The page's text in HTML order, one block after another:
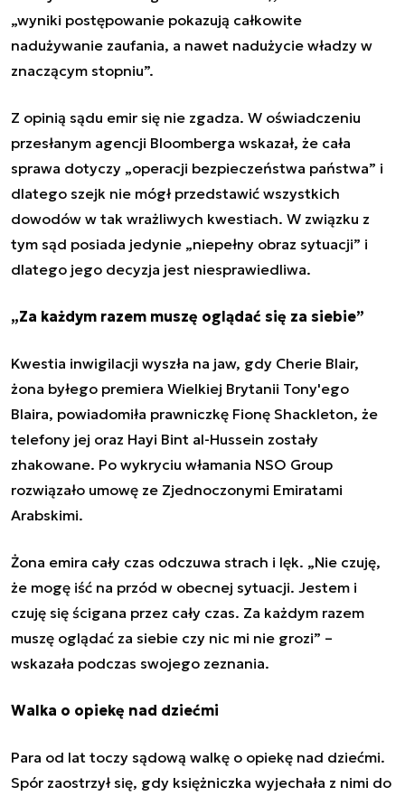
„wyniki postępowanie pokazują całkowite
nadużywanie zaufania, a nawet nadużycie władzy w
znaczącym stopniu”.
Z opinią sądu emir się nie zgadza. W oświadczeniu
przesłanym agencji Bloomberga wskazał, że cała
sprawa dotyczy „operacji bezpieczeństwa państwa” i
dlatego szejk nie mógł przedstawić wszystkich
dowodów w tak wrażliwych kwestiach. W związku z
tym sąd posiada jedynie „niepełny obraz sytuacji” i
dlatego jego decyzja jest niesprawiedliwa.
„Za każdym razem muszę oglądać się za siebie”
Kwestia inwigilacji wyszła na jaw, gdy Cherie Blair,
żona byłego premiera Wielkiej Brytanii Tony'ego
Blaira, powiadomiła prawniczkę Fionę Shackleton, że
telefony jej oraz Hayi Bint al-Hussein zostały
zhakowane. Po wykryciu włamania NSO Group
rozwiązało umowę ze Zjednoczonymi Emiratami
Arabskimi.
Żona emira cały czas odczuwa strach i lęk. „Nie czuję,
że mogę iść na przód w obecnej sytuacji. Jestem i
czuję się ścigana przez cały czas. Za każdym razem
muszę oglądać za siebie czy nic mi nie grozi” –
wskazała podczas swojego zeznania.
Walka o opiekę nad dziećmi
Para od lat toczy sądową walkę o opiekę nad dziećmi.
Spór zaostrzył się, gdy księżniczka wyjechała z nimi do